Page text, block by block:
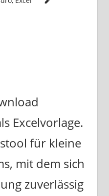
Excelvorlage.
für kleine
mit dem sich
zuverlässig